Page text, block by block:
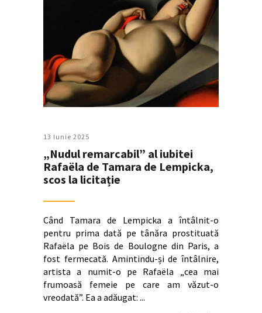
13 Iunie 2025
„Nudul remarcabil” al iubitei
Rafaëla de Tamara de Lempicka,
scos la licitație
Când Tamara de Lempicka a întâlnit-o
pentru prima dată pe tânăra prostituată
Rafaëla pe Bois de Boulogne din Paris, a
fost fermecată. Amintindu-și de întâlnire,
artista a numit-o pe Rafaëla „cea mai
frumoasă femeie pe care am văzut-o
vreodată”. Ea a adăugat: